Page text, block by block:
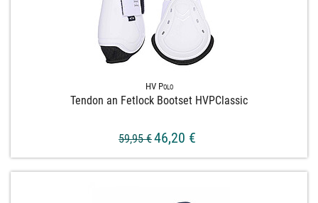
HV Polo
Tendon an Fetlock Bootset HVPClassic
59,95 €46,20 €